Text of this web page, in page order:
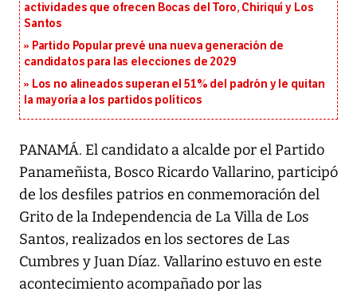
actividades que ofrecen Bocas del Toro, Chiriquí y Los
Santos
Partido Popular prevé una nueva generación de
candidatos para las elecciones de 2029
Los no alineados superan el 51% del padrón y le quitan
la mayoría a los partidos políticos
PANAMÁ. El candidato a alcalde por el Partido
Panameñista, Bosco Ricardo Vallarino, participó
de los desfiles patrios en conmemoración del
Grito de la Independencia de La Villa de Los
Santos, realizados en los sectores de Las
Cumbres y Juan Díaz. Vallarino estuvo en este
acontecimiento acompañado por las